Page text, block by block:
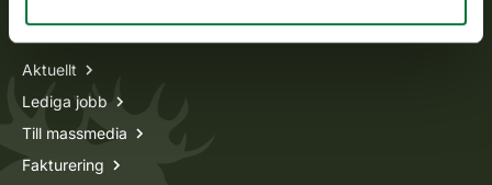
Information om oss
Aktuellt
Lediga jobb
Till massmedia
Fakturering